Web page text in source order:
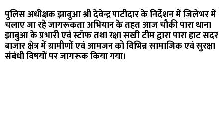
पुलिस अधीक्षक झाबुआ श्री देवेन्द्र पाटीदार के निर्देशन में जिलेभर में
चलाए जा रहे जागरूकता अभियान के तहत आज चौकी पारा थाना
झाबुआ के प्रभारी एवं स्टॉफ तथा रक्षा सखी टीम द्वारा पारा हाट सदर
बाजार क्षेत्र में ग्रामीणों एवं आमजन को विभिन्न सामाजिक एवं सुरक्षा
संबंधी विषयों पर जागरूक किया गया।